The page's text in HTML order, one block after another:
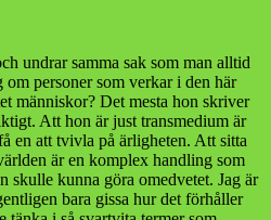
undrar samma sak som man alltid
personer som verkar i den här
människor? Det mesta hon skriver
Att hon är just transmedium är
en att tvivla på ärligheten. Att sitta
är en komplex handling som
skulle kunna göra omedvetet. Jag är
bara gissa hur det förhåller